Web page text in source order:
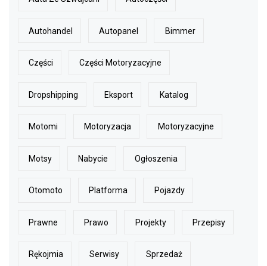
Autohandel Autopanel Bimmer
Części Części Motoryzacyjne
Dropshipping Eksport Katalog
Motomi Motoryzacja Motoryzacyjne
Motsy Nabycie Ogłoszenia
Otomoto Platforma Pojazdy
Prawne Prawo Projekty Przepisy
Rękojmia Serwisy Sprzedaż